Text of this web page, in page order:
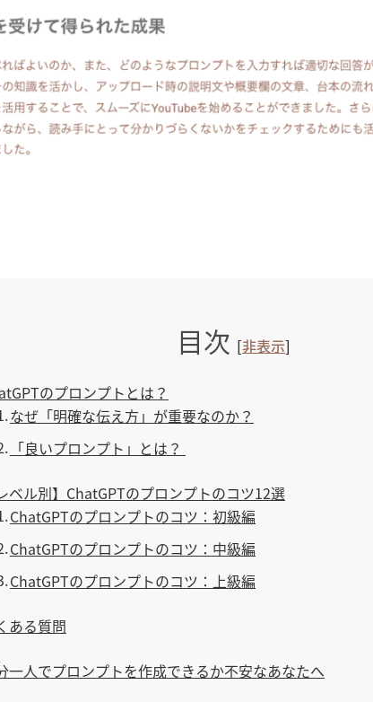
目次 [非表示]
のプロンプトとは？
なぜ「明確な伝え方」が重要なのか？
「良いプロンプト」とは？
ベル別】ChatGPTのプロンプトのコツ12選
ChatGPTのプロンプトのコツ：初級編
ChatGPTのプロンプトのコツ：中級編
ChatGPTのプロンプトのコツ：上級編
ある質問
一人でプロンプトを作成できるか不安なあなたへ